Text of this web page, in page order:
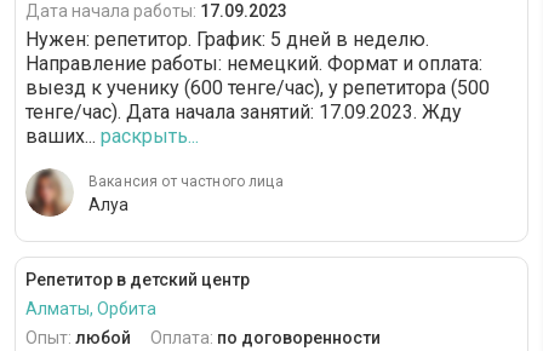
Дата начала работы: 17.09.2023
Нужен: репетитор. График: 5 дней в неделю.
Направление работы: немецкий. Формат и оплата:
выезд к ученику (600 тенге/час), у репетитора (500
тенге/час). Дата начала занятий: 17.09.2023. Жду
ваших... раскрыть...
Вакансия от частного лица
Алуа
Репетитор в детский центр
Алматы, Орбита
Опыт: любой Оплата: по договоренности